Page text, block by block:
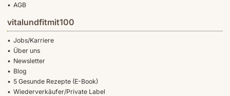
AGB
vitalundfitmit100
Jobs/Karriere
Über uns
Newsletter
Blog
5 Gesunde Rezepte (E-Book)
Wiederverkäufer/Private Label